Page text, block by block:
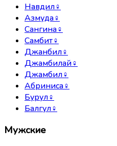
Навдил♀
Азмуда♀
Сангина♀
Самбит♀
Джанбил♀
Джамбилай♀
Джамбил♀
Абриниса♀
Бурул♀
Балгул♀
Мужские